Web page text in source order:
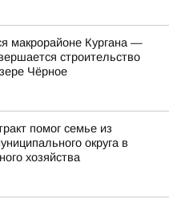
макрорайоне Кургана —
строительство
Чёрное
помог семье из
округа в
хозяйства